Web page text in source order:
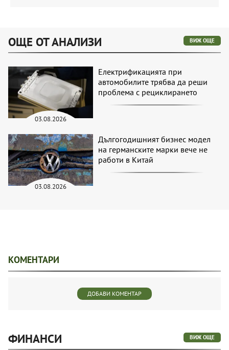
ОЩЕ ОТ АНАЛИЗИ ВИЖ ОЩЕ
03.08.2026
Електрификацията при
автомобилите трябва да реши
проблема с рециклирането
03.08.2026
Дългогодишният бизнес модел
на германските марки вече не
работи в Китай
КОМЕНТАРИ
ДОБАВИ КОМЕНТАР
ФИНАНСИ ВИЖ ОЩЕ